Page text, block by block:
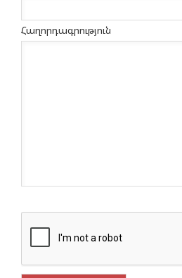
Հաղորդագրություն